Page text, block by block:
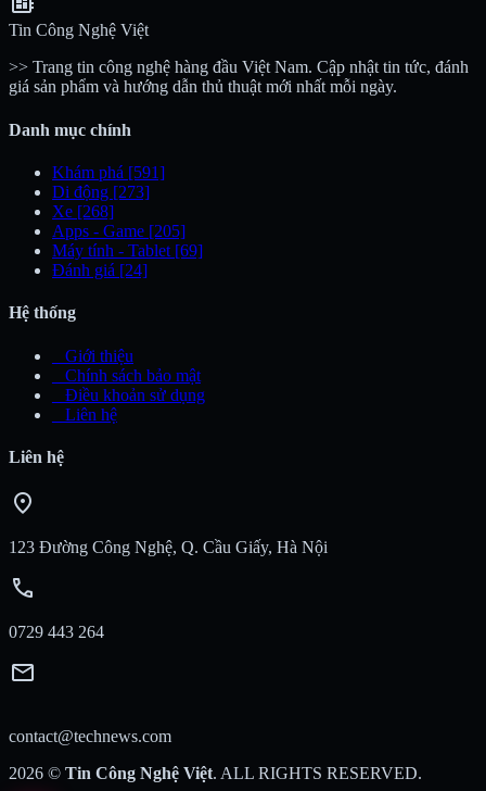
Tin Công Nghệ Việt
>> Trang tin công nghệ hàng đầu Việt Nam. Cập nhật tin tức, đánh
giá sản phẩm và hướng dẫn thủ thuật mới nhất mỗi ngày.
Danh mục chính
Khám phá [591]
Di động [273]
Xe [268]
Apps - Game [205]
Máy tính - Tablet [69]
Đánh giá [24]
Hệ thống
Giới thiệu
Chính sách bảo mật
Điều khoản sử dụng
Liên hệ
Liên hệ
location_on
123 Đường Công Nghệ, Q. Cầu Giấy, Hà Nội
call
0729 443 264
mail
contact@technews.com
2026 © Tin Công Nghệ Việt. ALL RIGHTS RESERVED.